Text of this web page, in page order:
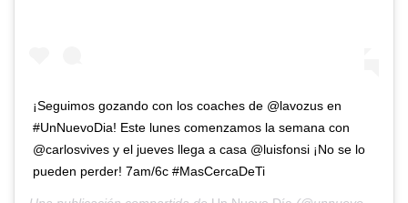
¡Seguimos gozando con los coaches de @lavozus en
#UnNuevoDia! Este lunes comenzamos la semana con
@carlosvives y el jueves llega a casa @luisfonsi ¡No se lo
pueden perder! 7am/6c #MasCercaDeTi